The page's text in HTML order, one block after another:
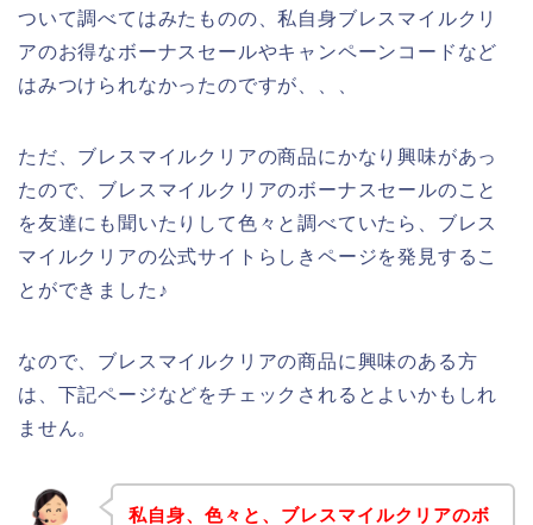
ついて調べてはみたものの、私自身ブレスマイルクリ
アのお得なボーナスセールやキャンペーンコードなど
はみつけられなかったのですが、、、
ただ、ブレスマイルクリアの商品にかなり興味があっ
たので、ブレスマイルクリアのボーナスセールのこと
を友達にも聞いたりして色々と調べていたら、ブレス
マイルクリアの公式サイトらしきページを発見するこ
とができました♪
なので、ブレスマイルクリアの商品に興味のある方
は、下記ページなどをチェックされるとよいかもしれ
ません。
私自身、色々と、ブレスマイルクリアのボ